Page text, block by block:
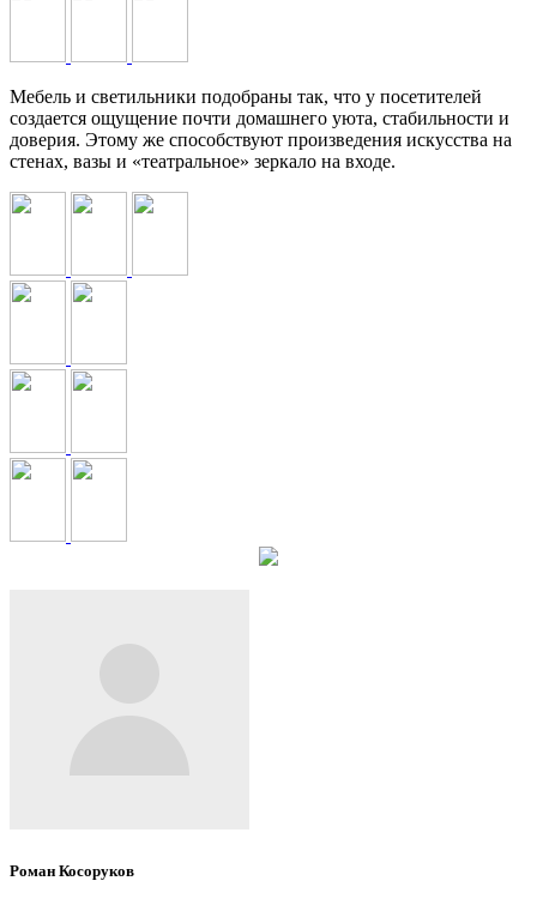
Мебель и светильники подобраны так, что у посетителей
создается ощущение почти домашнего уюта, стабильности и
доверия. Этому же способствуют произведения искусства на
стенах, вазы и «театральное» зеркало на входе.
Роман Косоруков